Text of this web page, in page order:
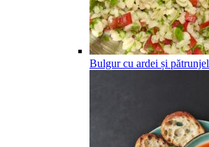
Bulgur cu ardei și pătrunjel